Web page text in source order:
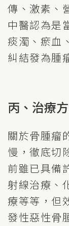
傳、激素、
中醫認為是
痰濁、瘀血
糾結發為腫
丙、治療
關於骨腫瘤
慢，徹底切
前雖已具備
射線治療、
療等等，但
發性惡性骨